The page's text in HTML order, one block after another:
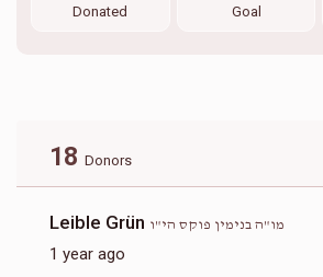
Donated Goal
18 Donors
Leible Grün מו"ה בנימין פוקס הי"ו
1 year ago